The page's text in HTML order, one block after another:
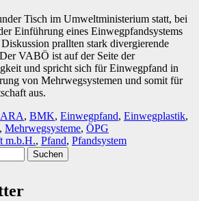
Tisch im Umweltministerium statt, bei
Einführung eines Einwegpfandsystems
prallten stark divergierende
VABÖ ist auf der Seite der
und spricht sich für Einwegpfand in
von Mehrwegsystemen und somit für
aus.
ARA, BMK, Einwegpfand, Einwegplastik,
, Mehrwegsysteme, ÖPG
m.b.H., Pfand, Pfandsystem